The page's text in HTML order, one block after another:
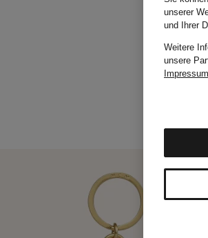
unserer
und Ihrer
Weitere
unsere
Impressum